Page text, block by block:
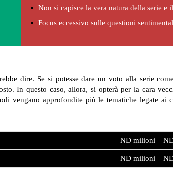
Non si capisce la vera natura della serie e
Focus eccessivo sulle questioni
dire. Se si potesse dare un voto alla serie
In questo caso, allora, si opterà per la cara
vengano approfondite più le tematiche legate ai
ND milioni –
ND milioni –